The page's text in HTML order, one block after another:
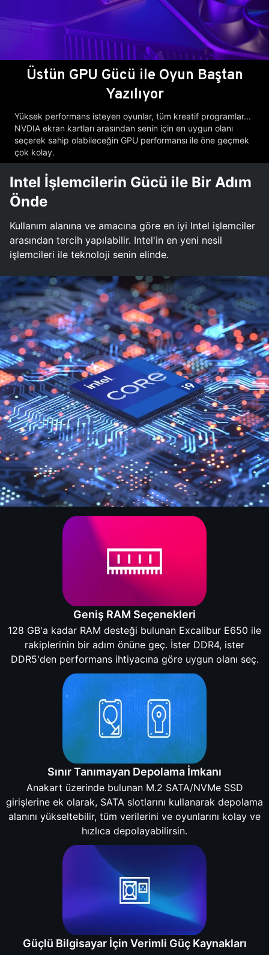
Üstün GPU Gücü ile Oyun Baştan
Yazılıyor
Yüksek performans isteyen oyunlar, tüm kreatif programlar...
NVDIA ekran kartları arasından senin için en uygun olanı
seçerek sahip olabileceğin GPU performansı ile öne geçmek
çok kolay.
Intel İşlemcilerin Gücü ile Bir Adım
Önde
Kullanım alanına ve amacına göre en iyi Intel işlemciler
arasından tercih yapılabilir. Intel'in en yeni nesil
işlemcileri ile teknoloji senin elinde.
Geniş RAM Seçenekleri
128 GB'a kadar RAM desteği bulunan Excalibur E650 ile
rakiplerinin bir adım önüne geç. İster DDR4, ister
DDR5'den performans ihtiyacına göre uygun olanı seç.
Sınır Tanımayan Depolama İmkanı
Anakart üzerinde bulunan M.2 SATA/NVMe SSD
girişlerine ek olarak, SATA slotlarını kullanarak depolama
alanını yükseltebilir, tüm verilerini ve oyunlarını kolay ve
hızlıca depolayabilirsin.
Güçlü Bilgisayar İçin Verimli Güç Kaynakları